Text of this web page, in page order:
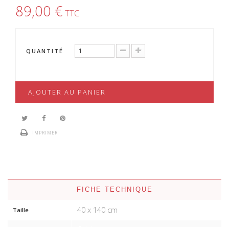
89,00 € TTC
QUANTITÉ
AJOUTER AU PANIER
IMPRIMER
FICHE TECHNIQUE
Taille 40 x 140 cm